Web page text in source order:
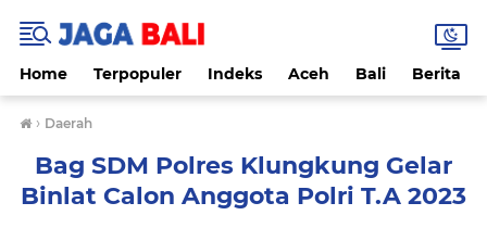
Home Terpopuler Indeks Aceh Bali Berita
› Daerah
Bag SDM Polres Klungkung Gelar
Binlat Calon Anggota Polri T.A 2023